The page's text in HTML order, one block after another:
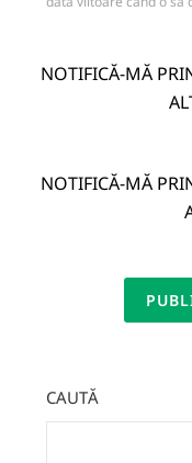
NOTIFICĂ-MĂ
NOTIFICĂ-MĂ
CAUTĂ